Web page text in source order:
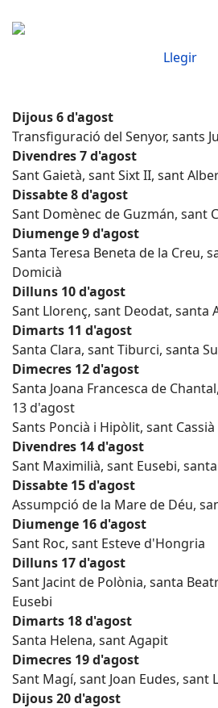
Llegir
Dijous 6 d'agost
Transfiguració del Senyor, sants
Divendres 7 d'agost
Sant Gaietà, sant Sixt II, sant
Dissabte 8 d'agost
Sant Domènec de Guzmán, sant
Diumenge 9 d'agost
Santa Teresa Beneta de la Creu,
Domicià
Dilluns 10 d'agost
Sant Llorenç, sant Deodat, santa
Dimarts 11 d'agost
Santa Clara, sant Tiburci, santa
Dimecres 12 d'agost
Santa Joana Francesca de
13 d'agost
Sants Poncià i Hipòlit, sant Cassià
Divendres 14 d'agost
Sant Maximilià, sant Eusebi,
Dissabte 15 d'agost
Assumpció de la Mare de Déu,
Diumenge 16 d'agost
Sant Roc, sant Esteve d'Hongria
Dilluns 17 d'agost
Sant Jacint de Polònia, santa
Eusebi
Dimarts 18 d'agost
Santa Helena, sant Agapit
Dimecres 19 d'agost
Sant Magí, sant Joan Eudes, sant
Dijous 20 d'agost